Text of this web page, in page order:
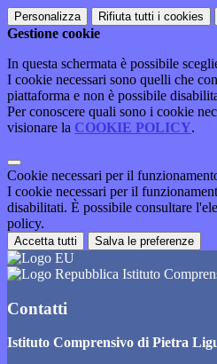
Personalizza Rifiuta tutti i cookies
Gestione cookie
In questa schermata è possibile
I cookie necessari sono quelli che
piattaforma e non è possibile
Per conoscere quali sono i cookie
visionare la COOKIE POLICY.
Cookie necessari per il
I cookie necessari per il
disabilitati. È possibile consultare
policy.
Accetta tutti Salva le preferenze
Istituto
Contatti
Istituto Comprensivo di Pietra